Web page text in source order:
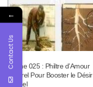
Tisane 025 : Philtre d’Amour
Naturel Pour Booster le Désir
Sexuel
←
Contact Us